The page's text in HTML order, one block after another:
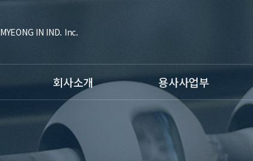
MYEONG IN IND. Inc.
회사소개
대표인사말
조직도
연혁
용사사업부
공정소개
- HVOF Coating
- Plasma Coating